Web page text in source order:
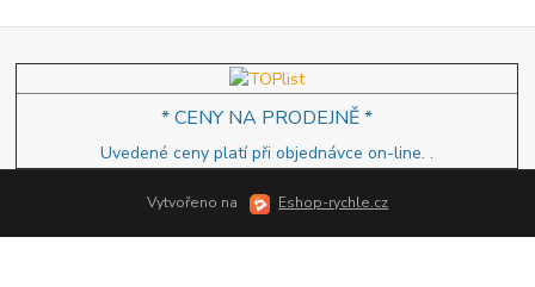
* CENY NA PRODEJNĚ *
Uvedené ceny platí při objednávce on-line..
Vytvořeno na Eshop-rychle.cz